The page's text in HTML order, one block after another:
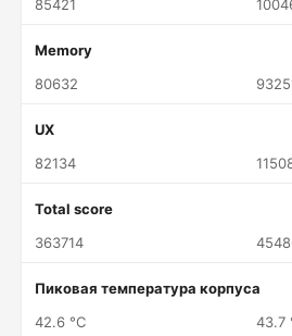
85421
Memory
80632
UX
82134
Total score
363714
Пиковая температура корпуса
42.6 °C
43.7